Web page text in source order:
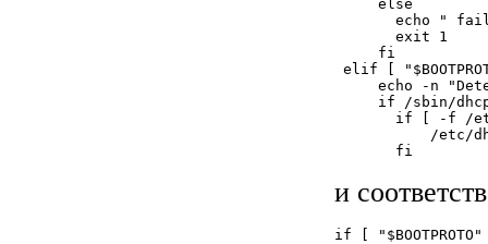
     else
echo "
       exit 1
     fi
elif [
echo -n
if /sbin/
if [ -f /
/etc/
       fi
и
if [